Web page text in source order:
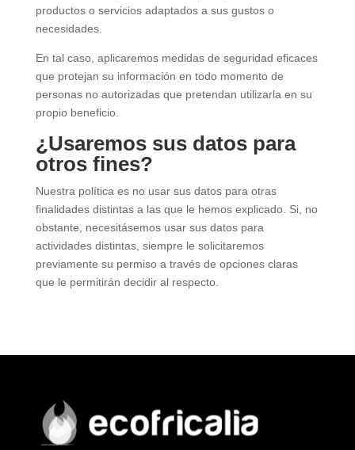
productos o servicios adaptados a sus gustos o
necesidades.
En tal caso, aplicaremos medidas de seguridad eficaces
que protejan su información en todo momento de
personas no autorizadas que pretendan utilizarla en su
propio beneficio.
¿Usaremos sus datos para
otros fines?
Nuestra política es no usar sus datos para otras
finalidades distintas a las que le hemos explicado. Si, no
obstante, necesitásemos usar sus datos para
actividades distintas, siempre le solicitaremos
previamente su permiso a través de opciones claras
que le permitirán decidir al respecto.